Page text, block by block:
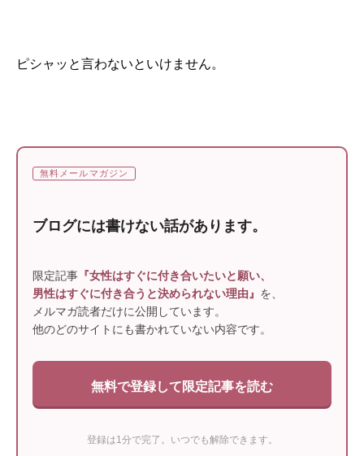
ピシャッと言わないといけません。
無料メールマガジン
ブログには書けない話があります。
限定記事 『女性はすぐに付き合いたいと願い、
男性はすぐに付き合うと決められない理由』 を、
メルマガ読者だけに公開しています。
他のどのサイトにも書かれていない内容です。
無料で登録して限定記事を読む
登録は1分で完了。いつでも解除できます。